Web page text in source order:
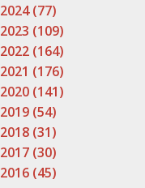
2024 (77)
2023 (109)
2022 (164)
2021 (176)
2020 (141)
2019 (54)
2018 (31)
2017 (30)
2016 (45)